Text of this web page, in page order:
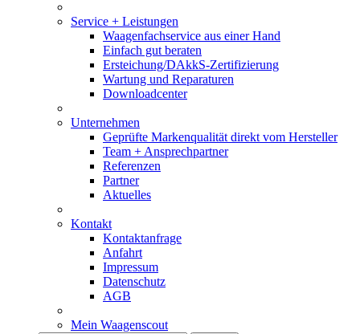
Service + Leistungen
Waagenfachservice aus einer Hand
Einfach gut beraten
Ersteichung/DAkkS-Zertifizierung
Wartung und Reparaturen
Downloadcenter
Unternehmen
Geprüfte Markenqualität direkt vom Hersteller
Team + Ansprechpartner
Referenzen
Partner
Aktuelles
Kontakt
Kontaktanfrage
Anfahrt
Impressum
Datenschutz
AGB
Mein Waagenscout